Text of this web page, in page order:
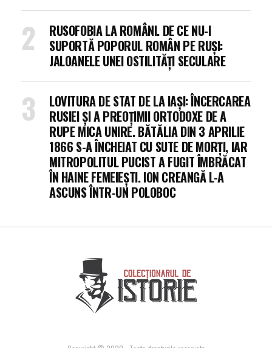
RUSOFOBIA LA ROMÂNI. DE CE NU-I
SUPORTĂ POPORUL ROMÂN PE RUȘI:
JALOANELE UNEI OSTILITĂȚI SECULARE
LOVITURA DE STAT DE LA IAȘI: ÎNCERCAREA
RUSIEI ȘI A PREOȚIMII ORTODOXE DE A
RUPE MICA UNIRE. BĂTĂLIA DIN 3 APRILIE
1866 S-A ÎNCHEIAT CU SUTE DE MORȚI, IAR
MITROPOLITUL PUCIST A FUGIT ÎMBRĂCAT
ÎN HAINE FEMEIEȘTI. ION CREANGĂ L-A
ASCUNS ÎNTR-UN POLOBOC